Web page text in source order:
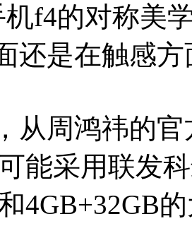
机f4的对称美
还是在触感
从周鸿祎的
能采用联发
4GB+32GB